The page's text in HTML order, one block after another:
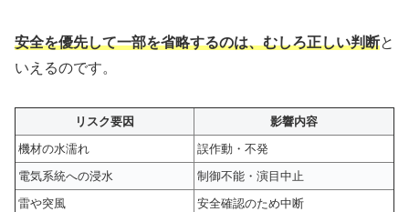
安全を優先して一部を省略するのは、むしろ正しい判断と
いえるのです。
リスク要因
影響内容
機材の水濡れ
誤作動・不発
電気系統への浸水
制御不能・演目中止
雷や突風
安全確認のため中断